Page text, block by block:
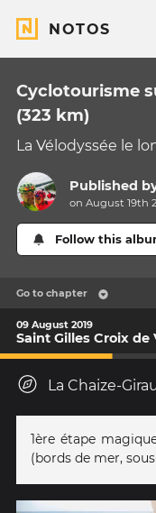
NOTOS
Cyclotourisme
(323 km)
La Vélodyssée le
Published
on August 19th
Follow this
Go to chapter
09 August 2019
Saint Gilles Croix de
La Chaize-
1ère étape
(bords de mer,